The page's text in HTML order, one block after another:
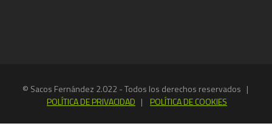
© Sacos Fernández 2.022 - Todos los derechos reservados |
POLÍTICA DE PRIVACIDAD | POLÍTICA DE COOKIES